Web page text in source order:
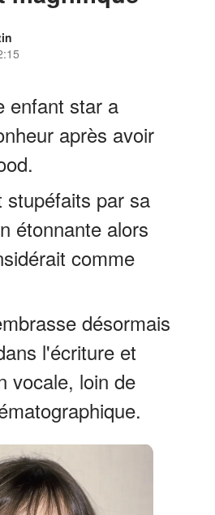
enfant star a
après avoir
stupéfaits par sa
étonnante alors
comme
désormais
l'écriture et
vocale, loin de